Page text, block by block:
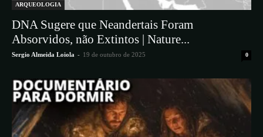
ARQUEOLOGIA
DNA Sugere que Neandertais Foram
Absorvidos, não Extintos | Nature...
Sergio Almeida Loiola - 19 de outubro de 2025 0